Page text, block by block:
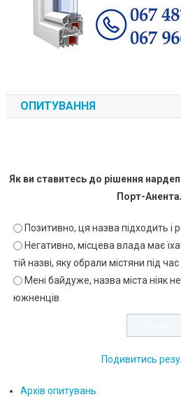
ОПИТУВАННЯ
Як ви ставитесь до рішення
Порт-
Позитивно, ця назва підходить і
Негативно, місцева влада має
тій назві, яку обрали містяни під
Мені байдуже, назва міста ніяк
южненців
Подивитись
Архів опитувань